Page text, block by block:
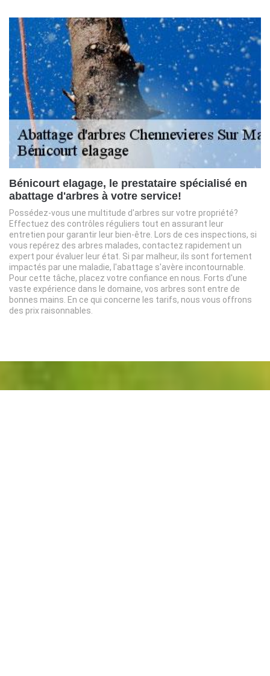
Bénicourt elagage, le prestataire spécialisé en
abattage d'arbres à votre service!
Possédez-vous une multitude d'arbres sur votre propriété?
Effectuez des contrôles réguliers tout en assurant leur
entretien pour garantir leur bien-être. Lors de ces inspections, si
vous repérez des arbres malades, contactez rapidement un
expert pour évaluer leur état. Si par malheur, ils sont fortement
impactés par une maladie, l'abattage s'avère incontournable.
Pour cette tâche, placez votre confiance en nous. Forts d'une
vaste expérience dans le domaine, vos arbres sont entre de
bonnes mains. En ce qui concerne les tarifs, nous vous offrons
des prix raisonnables.